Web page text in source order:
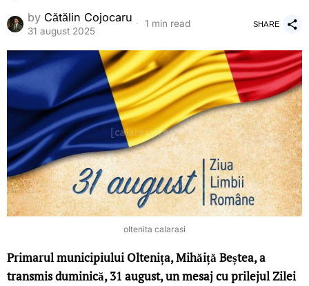
by Cătălin Cojocaru
31 august 2025
1 min read SHARE
oltenita calarasi
Primarul municipiului Oltenița, Mihăiță Beștea, a
transmis duminică, 31 august, un mesaj cu prilejul Zilei